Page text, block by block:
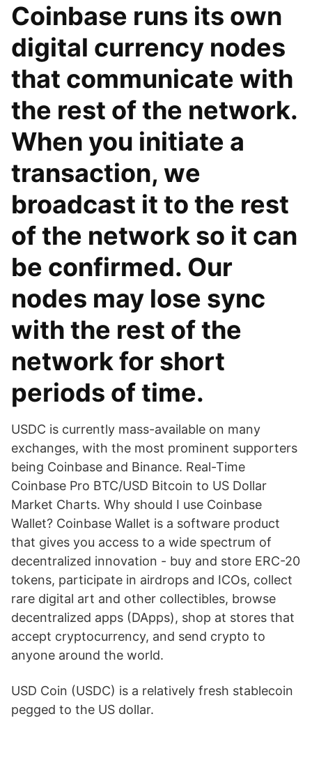
Coinbase runs its own
digital currency nodes
that communicate with
the rest of the network.
When you initiate a
transaction, we
broadcast it to the rest
of the network so it can
be confirmed. Our
nodes may lose sync
with the rest of the
network for short
periods of time.
USDC is currently mass-available on many
exchanges, with the most prominent supporters
being Coinbase and Binance. Real-Time
Coinbase Pro BTC/USD Bitcoin to US Dollar
Market Charts. Why should I use Coinbase
Wallet? Coinbase Wallet is a software product
that gives you access to a wide spectrum of
decentralized innovation - buy and store ERC-20
tokens, participate in airdrops and ICOs, collect
rare digital art and other collectibles, browse
decentralized apps (DApps), shop at stores that
accept cryptocurrency, and send crypto to
anyone around the world.
USD Coin (USDC) is a relatively fresh stablecoin
pegged to the US dollar.